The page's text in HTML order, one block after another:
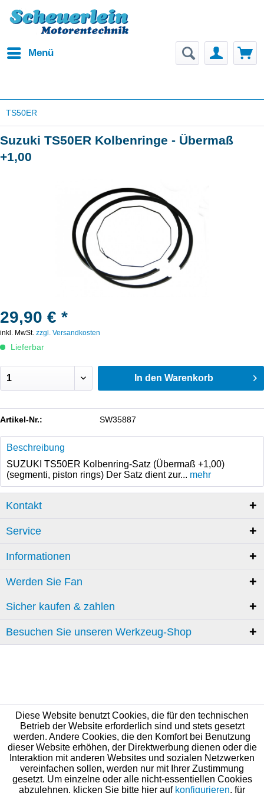
Menü
TS50ER
Suzuki TS50ER Kolbenringe - Übermaß
+1,00
29,90 € *
inkl. MwSt. zzgl. Versandkosten
Lieferbar
In den Warenkorb
Artikel-Nr.: SW35887
Beschreibung
SUZUKI TS50ER Kolbenring-Satz (Übermaß +1,00)
(segmenti, piston rings) Der Satz dient zur... mehr
Kontakt
Service
Informationen
Werden Sie Fan
Sicher kaufen & zahlen
Besuchen Sie unseren Werkzeug-Shop
Diese Website benutzt Cookies, die für den technischen
Betrieb der Website erforderlich sind und stets gesetzt
werden. Andere Cookies, die den Komfort bei Benutzung
dieser Website erhöhen, der Direktwerbung dienen oder die
Interaktion mit anderen Websites und sozialen Netzwerken
vereinfachen sollen, werden nur mit Ihrer Zustimmung
gesetzt. Um einzelne oder alle nicht-essentiellen Cookies
abzulehnen, klicken Sie bitte hier auf konfigurieren, für